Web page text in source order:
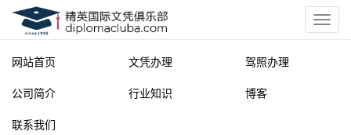
网站首页 文凭办理 驾照办理
公司简介 行业知识 博客
联系我们